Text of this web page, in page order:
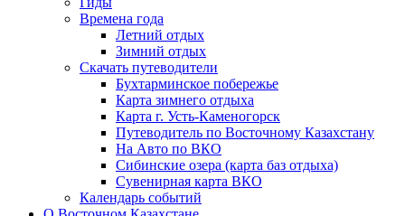
Времена года
Летний отдых
Зимний отдых
Скачать путеводители
Бухтарминское побережье
Карта зимнего отдыха
Карта г. Усть-Каменогорск
Путеводитель по Восточному Казахстану
На Авто по ВКО
Сибинские озера (карта баз отдыха)
Сувенирная карта ВКО
Календарь событий